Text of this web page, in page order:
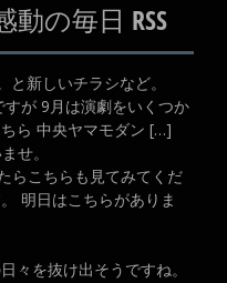
の毎日 RSS
新しいチラシなど。
が 9月は演劇をいくつか
ら 中央ヤマモダン […]
せ。
らこちらも見てみてくだ
明日はこちらがありま
々を抜け出そうですね。